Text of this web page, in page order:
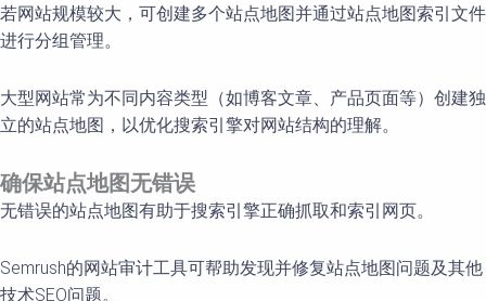
若网站规模较大，可创建多个站点地图并通过站点地图索引文件
进行分组管理。
大型网站常为不同内容类型（如博客文章、产品页面等）创建独
立的站点地图，以优化搜索引擎对网站结构的理解。
确保站点地图无错误
无错误的站点地图有助于搜索引擎正确抓取和索引网页。
Semrush的网站审计工具可帮助发现并修复站点地图问题及其他
技术SEO问题。